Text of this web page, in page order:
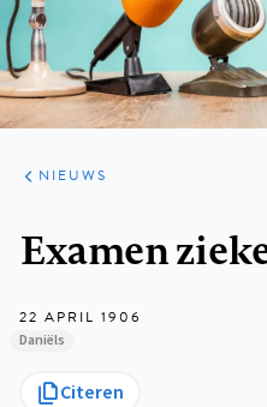
ARTIKELEN
HET
KORT
NIEUWS
Examen
22 APRIL 1906
Daniëls
Citeren